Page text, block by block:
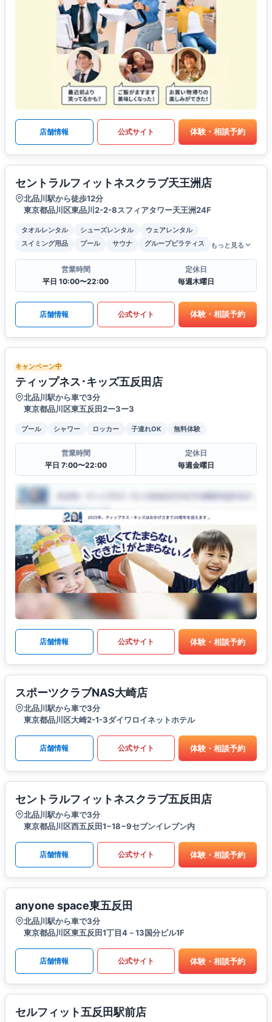
店舗情報 公式サイト 体験・相談予約
セントラルフィットネスクラブ天王洲店
北品川駅から徒歩12分
東京都品川区東品川2-2-8スフィアタワー天王洲24F
タオルレンタル シューズレンタル
ウェアレンタル
スイミング用品
プール サウナ グループピラティス もっと見る
営業時間
平日 10:00〜22:00
定休日
毎週木曜日
店舗情報 公式サイト 体験・相談予約
キャンペーン中
ティップネス･キッズ五反田店
北品川駅から車で3分
東京都品川区東五反田2ー3ー3
プール シャワー ロッカー 子連れOK 無料体験
営業時間
平日 7:00〜22:00
定休日
毎週金曜日
店舗情報 公式サイト 体験・相談予約
スポーツクラブNAS大崎店
北品川駅から車で3分
東京都品川区大崎2-1-3ダイワロイネットホテル
店舗情報 公式サイト 体験・相談予約
セントラルフィットネスクラブ五反田店
北品川駅から車で3分
東京都品川区西五反田1−18−9セブンイレブン内
店舗情報 公式サイト 体験・相談予約
anyone space東五反田
北品川駅から車で3分
東京都品川区東五反田1丁目4－13国分ビル1F
店舗情報 公式サイト 体験・相談予約
セルフィット五反田駅前店